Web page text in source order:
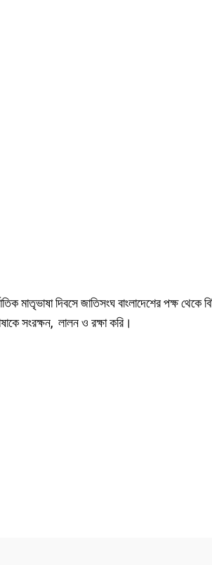
মাতৃভাষা দিবসে জাতিসংঘ বাংলাদেশের পক্ষ
সংরক্ষন, লালন ও রক্ষা করি।